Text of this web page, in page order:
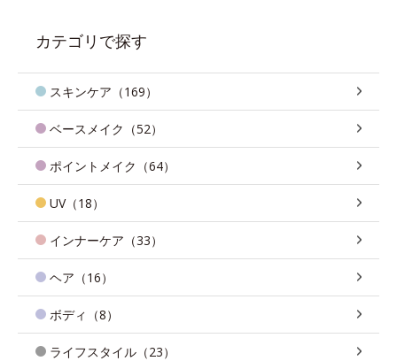
カテゴリで探す
スキンケア（169）
ベースメイク（52）
ポイントメイク（64）
UV（18）
インナーケア（33）
ヘア（16）
ボディ（8）
ライフスタイル（23）